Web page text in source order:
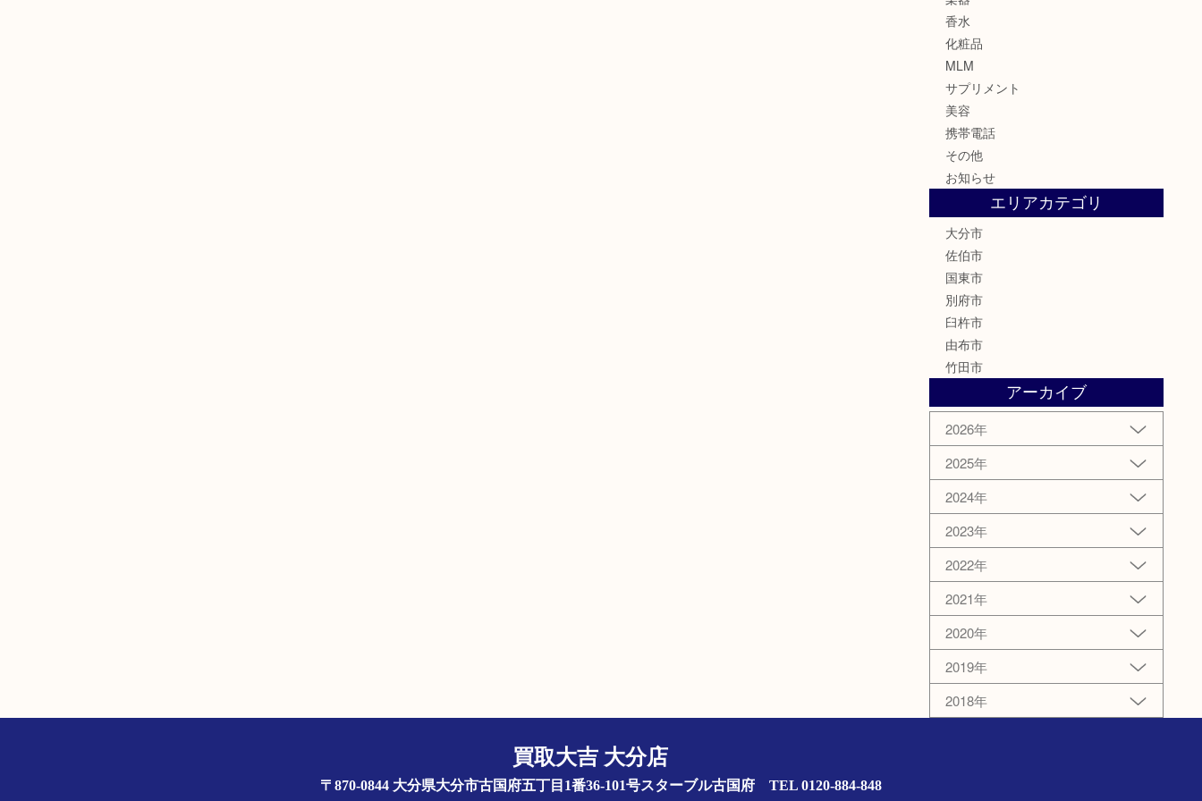
香水
化粧品
MLM
サプリメント
美容
携帯電話
その他
お知らせ
エリアカテゴリ
大分市
佐伯市
国東市
別府市
臼杵市
由布市
竹田市
アーカイブ
2026年
2025年
2024年
2023年
2022年
2021年
2020年
2019年
2018年
買取大吉 大分店
〒870-0844 大分県大分市古国府五丁目1番36-101号スターブル古国府 TEL 0120-884-848